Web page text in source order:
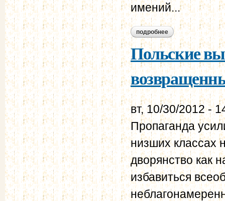
имений...
подробнее о рескрипт
назимову. 20
Польские
вт, 10/30/2012 -
Пропаганда
низших классах
дворянство как
избавиться